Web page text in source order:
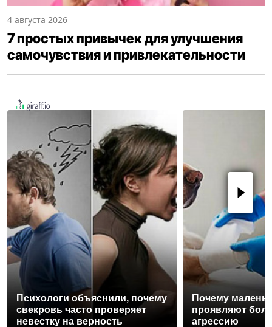
4 августа 2026
7 простых привычек для улучшения
самочувствия и привлекательности
Психологи объяснили, почему
свекровь часто проверяет
невестку на верность
Почему
проявляют
агрессию